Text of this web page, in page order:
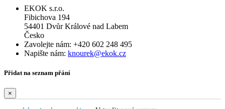
EKOK s.r.o.
Fibichova 194
54401 Dvůr Králové nad Labem
Česko
Zavolejte nám: +420 602 248 495
Napište nám: knourek@ekok.cz
Přidat na seznam přání
×